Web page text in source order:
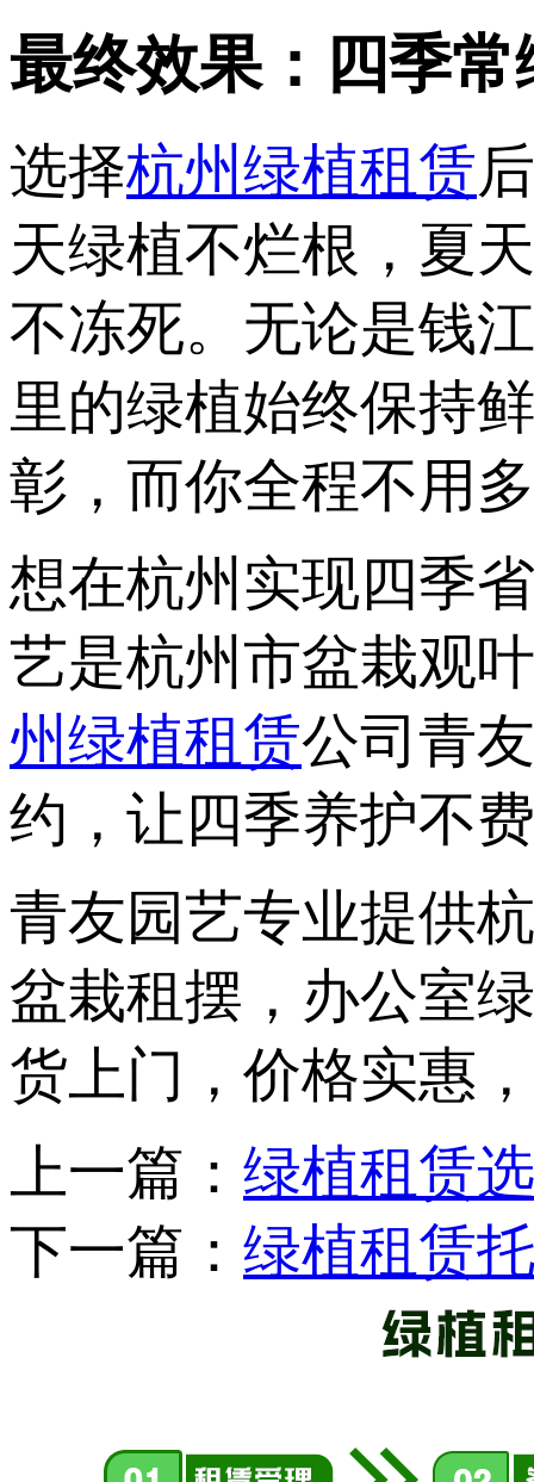
最终效果：四季
选择杭州绿植租赁
天绿植不烂根，夏
不冻死。无论是钱
里的绿植始终保持
彰，而你全程不用
想在杭州实现四季
艺是杭州市盆栽观
州绿植租赁公司青
约，让四季养护不
青友园艺专业提供
盆栽租摆，办公室
货上门，价格实惠
上一篇： 绿植租赁
下一篇： 绿植租赁